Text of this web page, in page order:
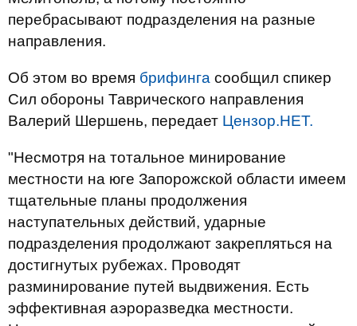
перебрасывают подразделения на разные
направления.
Об этом во время брифинга сообщил спикер
Сил обороны Таврического направления
Валерий Шершень, передает Цензор.НЕТ.
"Несмотря на тотальное минирование
местности на юге Запорожской области имеем
тщательные планы продолжения
наступательных действий, ударные
подразделения продолжают закрепляться на
достигнутых рубежах. Проводят
разминирование путей выдвижения. Есть
эффективная аэроразведка местности.